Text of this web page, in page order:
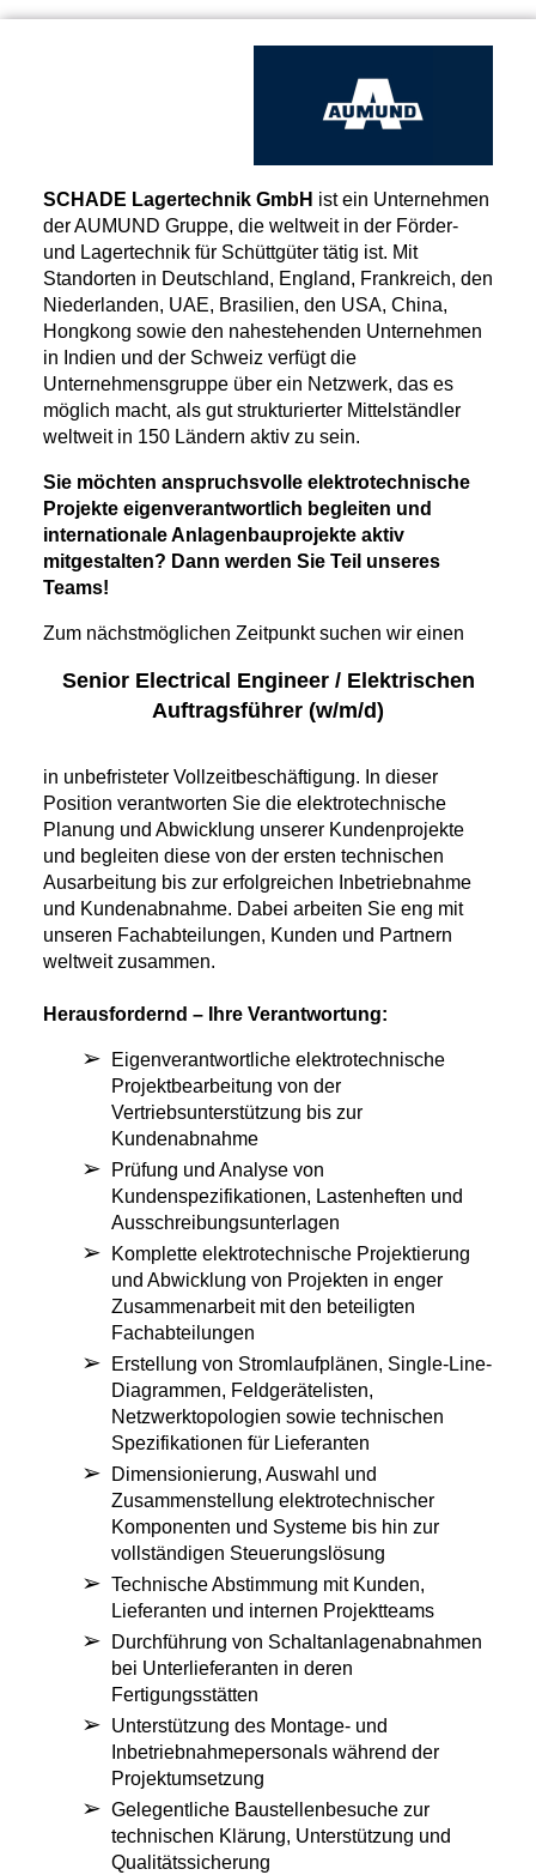
SCHADE Lagertechnik GmbH ist ein Unternehmen
der AUMUND Gruppe, die weltweit in der Förder-
und Lagertechnik für Schüttgüter tätig ist. Mit
Standorten in Deutschland, England, Frankreich, den
Niederlanden, UAE, Brasilien, den USA, China,
Hongkong sowie den nahestehenden Unternehmen
in Indien und der Schweiz verfügt die
Unternehmensgruppe über ein Netzwerk, das es
möglich macht, als gut strukturierter Mittelständler
weltweit in 150 Ländern aktiv zu sein.
Sie möchten anspruchsvolle elektrotechnische
Projekte eigenverantwortlich begleiten und
internationale Anlagenbauprojekte aktiv
mitgestalten? Dann werden Sie Teil unseres
Teams!
Zum nächstmöglichen Zeitpunkt suchen wir einen
Senior Electrical Engineer / Elektrischen
Auftragsführer (w/m/d)
in unbefristeter Vollzeitbeschäftigung. In dieser
Position verantworten Sie die elektrotechnische
Planung und Abwicklung unserer Kundenprojekte
und begleiten diese von der ersten technischen
Ausarbeitung bis zur erfolgreichen Inbetriebnahme
und Kundenabnahme. Dabei arbeiten Sie eng mit
unseren Fachabteilungen, Kunden und Partnern
weltweit zusammen.
Herausfordernd – Ihre Verantwortung:
Eigenverantwortliche elektrotechnische
Projektbearbeitung von der
Vertriebsunterstützung bis zur
Kundenabnahme
Prüfung und Analyse von
Kundenspezifikationen, Lastenheften und
Ausschreibungsunterlagen
Komplette elektrotechnische Projektierung
und Abwicklung von Projekten in enger
Zusammenarbeit mit den beteiligten
Fachabteilungen
Erstellung von Stromlaufplänen, Single-Line-
Diagrammen, Feldgerätelisten,
Netzwerktopologien sowie technischen
Spezifikationen für Lieferanten
Dimensionierung, Auswahl und
Zusammenstellung elektrotechnischer
Komponenten und Systeme bis hin zur
vollständigen Steuerungslösung
Technische Abstimmung mit Kunden,
Lieferanten und internen Projektteams
Durchführung von Schaltanlagenabnahmen
bei Unterlieferanten in deren
Fertigungsstätten
Unterstützung des Montage- und
Inbetriebnahmepersonals während der
Projektumsetzung
Gelegentliche Baustellenbesuche zur
technischen Klärung, Unterstützung und
Qualitätssicherung